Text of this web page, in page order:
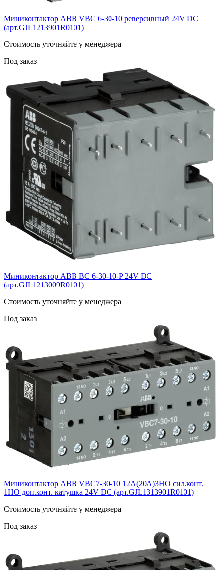
Миниконтактор ABB VВC 6-30-10 реверсивный 24V DC
(арт.GJL1213901R0101)
Cтоимость уточняйте у менеджера
Под заказ
Миниконтактор ABB ВС 6-30-10-P 24V DC
(арт.GJL1213009R0101)
Cтоимость уточняйте у менеджера
Под заказ
Миниконтактор ABB VВC7-30-10 12A(20А)3НО сил.конт.
1НО доп.конт. катушка 24V DС (арт.GJL1313901R0101)
Cтоимость уточняйте у менеджера
Под заказ